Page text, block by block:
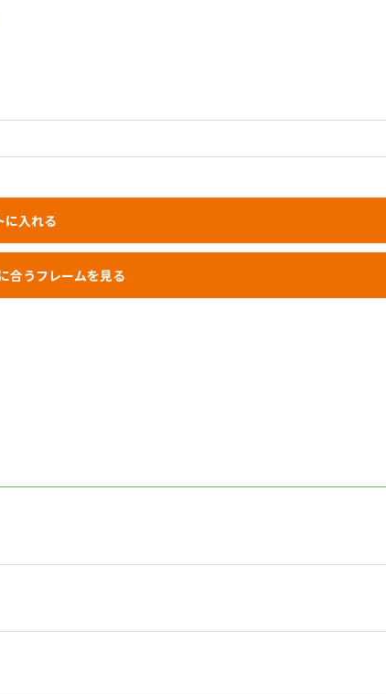
に入れる
合うフレームを見る